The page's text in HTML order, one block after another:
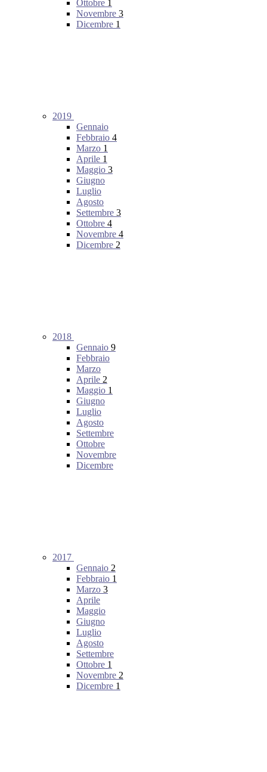
Ottobre 1
Novembre 3
Dicembre 1
2019
Gennaio
Febbraio 4
Marzo 1
Aprile 1
Maggio 3
Giugno
Luglio
Agosto
Settembre 3
Ottobre 4
Novembre 4
Dicembre 2
2018
Gennaio 9
Febbraio
Marzo
Aprile 2
Maggio 1
Giugno
Luglio
Agosto
Settembre
Ottobre
Novembre
Dicembre
2017
Gennaio 2
Febbraio 1
Marzo 3
Aprile
Maggio
Giugno
Luglio
Agosto
Settembre
Ottobre 1
Novembre 2
Dicembre 1